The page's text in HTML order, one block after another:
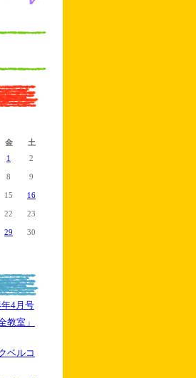
金
土
1
2
8 9
15 16
22 23
29 30
4月号
教室」
ベルコ